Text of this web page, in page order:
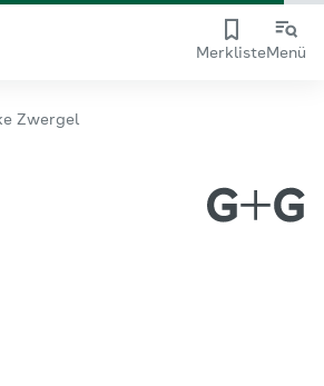
MerklisteMenü
Zwergel